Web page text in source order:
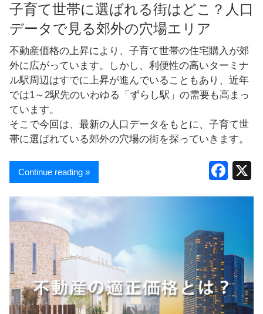
子育て世帯に選ばれる街はどこ？人口
データで見る郊外の穴場エリア
不動産価格の上昇により、子育て世帯の住宅購入が郊
外に広がっています。しかし、利便性の高いターミナ
ル駅周辺はすでに上昇が進んでいることもあり、近年
では1～2駅先のいわゆる「ずらし駅」の需要も高まっ
ています。
そこで今回は、最新の人口データをもとに、子育て世
帯に選ばれている郊外の穴場の街を探っていきます。
F
o
o
k
Continue reading »